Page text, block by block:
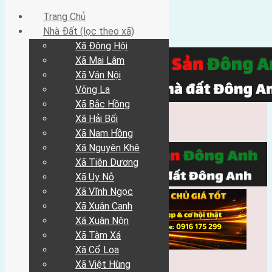
Trang Chủ
Trang Chủ
Nhà Đất (lọc theo xã)
Xã Đông Hội
Xã Mai Lâm
Xã Vân Nội
Võng La
Xã Bắc Hồng
Xã Hải Bối
Xã Nam Hồng
Xã Nguyên Khê
Xã Tiên Dương
Xã Uy Nỗ
Xã Vĩnh Ngọc
Xã Xuân Canh
Xã Xuân Nộn
Xã Tàm Xá
Xã Cổ Loa
Xã Việt Hùng